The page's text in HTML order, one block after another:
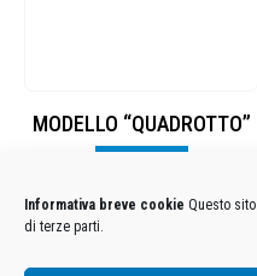
Informativa breve cookie Questo
di terze parti.
MODELLO “QUADROTTO”
Condizioni Generali